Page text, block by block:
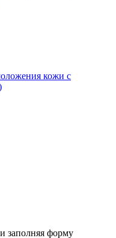
кожи с
заполняя форму